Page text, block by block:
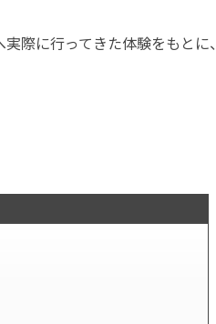
際に行ってきた体験をもとに、